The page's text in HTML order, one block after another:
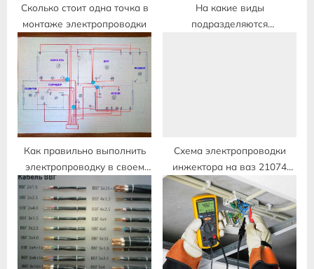
Сколько стоит одна точка в
монтаже электропроводки
На какие виды
подразделяются
Как правильно выполнить
электропроводку в своем
Схема электропроводки
инжектора на ваз 21074
инжектор